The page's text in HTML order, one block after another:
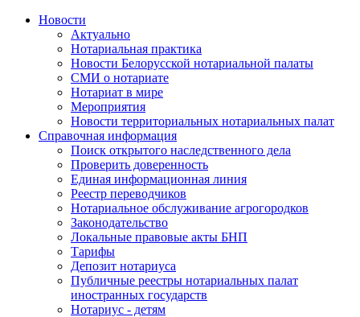
Новости
Актуально
Нотариальная практика
Новости Белорусской нотариальной палаты
СМИ о нотариате
Нотариат в мире
Мероприятия
Новости территориальных нотариальных палат
Справочная информация
Поиск открытого наследственного дела
Проверить доверенность
Единая информационная линия
Реестр переводчиков
Нотариальное обслуживание агрогородков
Законодательство
Локальные правовые акты БНП
Тарифы
Депозит нотариуса
Публичные реестры нотариальных палат
иностранных государств
Нотариус - детям